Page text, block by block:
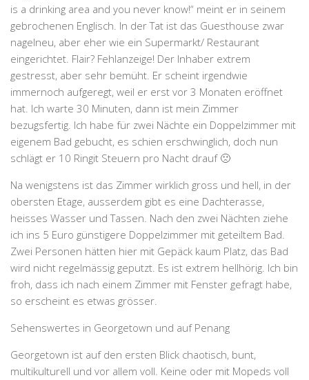
is a drinking area and you never know!“ meint er in seinem
gebrochenen Englisch. In der Tat ist das Guesthouse zwar
nagelneu, aber eher wie ein Supermarkt/ Restaurant
eingerichtet. Flair? Fehlanzeige! Der Inhaber extrem
gestresst, aber sehr bemüht. Er scheint irgendwie
immernoch aufgeregt, weil er erst vor 3 Monaten eröffnet
hat. Ich warte 30 Minuten, dann ist mein Zimmer
bezugsfertig. Ich habe für zwei Nächte ein Doppelzimmer mit
eigenem Bad gebucht, es schien erschwinglich, doch nun
schlägt er 10 Ringit Steuern pro Nacht drauf 🙁
Na wenigstens ist das Zimmer wirklich gross und hell, in der
obersten Etage, ausserdem gibt es eine Dachterasse,
heisses Wasser und Tassen. Nach den zwei Nächten ziehe
ich ins 5 Euro günstigere Doppelzimmer mit geteiltem Bad.
Zwei Personen hätten hier mit Gepäck kaum Platz, das Bad
wird nicht regelmässig geputzt. Es ist extrem hellhörig. Ich bin
froh, dass ich nach einem Zimmer mit Fenster gefragt habe,
so erscheint es etwas grösser.
Sehenswertes in Georgetown und auf Penang
Georgetown ist auf den ersten Blick chaotisch, bunt,
multikulturell und vor allem voll. Keine oder mit Mopeds voll